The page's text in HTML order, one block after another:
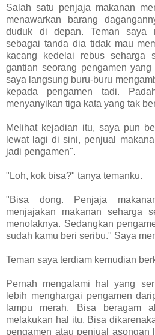
Salah satu penjaja makanan
menawarkan barang
duduk di depan. Teman saya
sebagai tanda dia tidak mau
kacang kedelai rebus seharga
gantian seorang pengamen
saya langsung buru-buru
kepada pengamen tadi.
menyanyikan tiga kata yang tak
Melihat kejadian itu, saya pun
lewat lagi di sini, penjual
jadi pengamen".
"Loh, kok bisa?" tanya temanku.
"Bisa dong. Penjaja
menjajakan makanan seharga
menolaknya. Sedangkan
sudah kamu beri seribu." Saya
Teman saya terdiam kemudian
Pernah mengalami hal yang
lebih menghargai pengamen
lampu merah. Bisa beragam
melakukan hal itu. Bisa
pengamen atau penjual asongan